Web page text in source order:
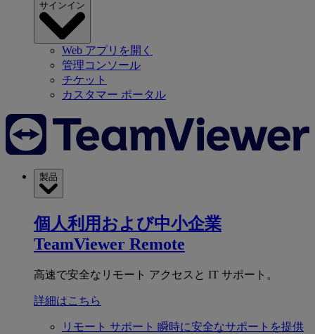
サインイン
Web アプリを開く
管理コンソール
チケット
カスタマー ポータル
製品
個人利用および中小企業
TeamViewer Remote
高速で安全なリモート アクセスと IT サポート。
詳細はこちら
リモート サポート 瞬時に安全なサポートを提供